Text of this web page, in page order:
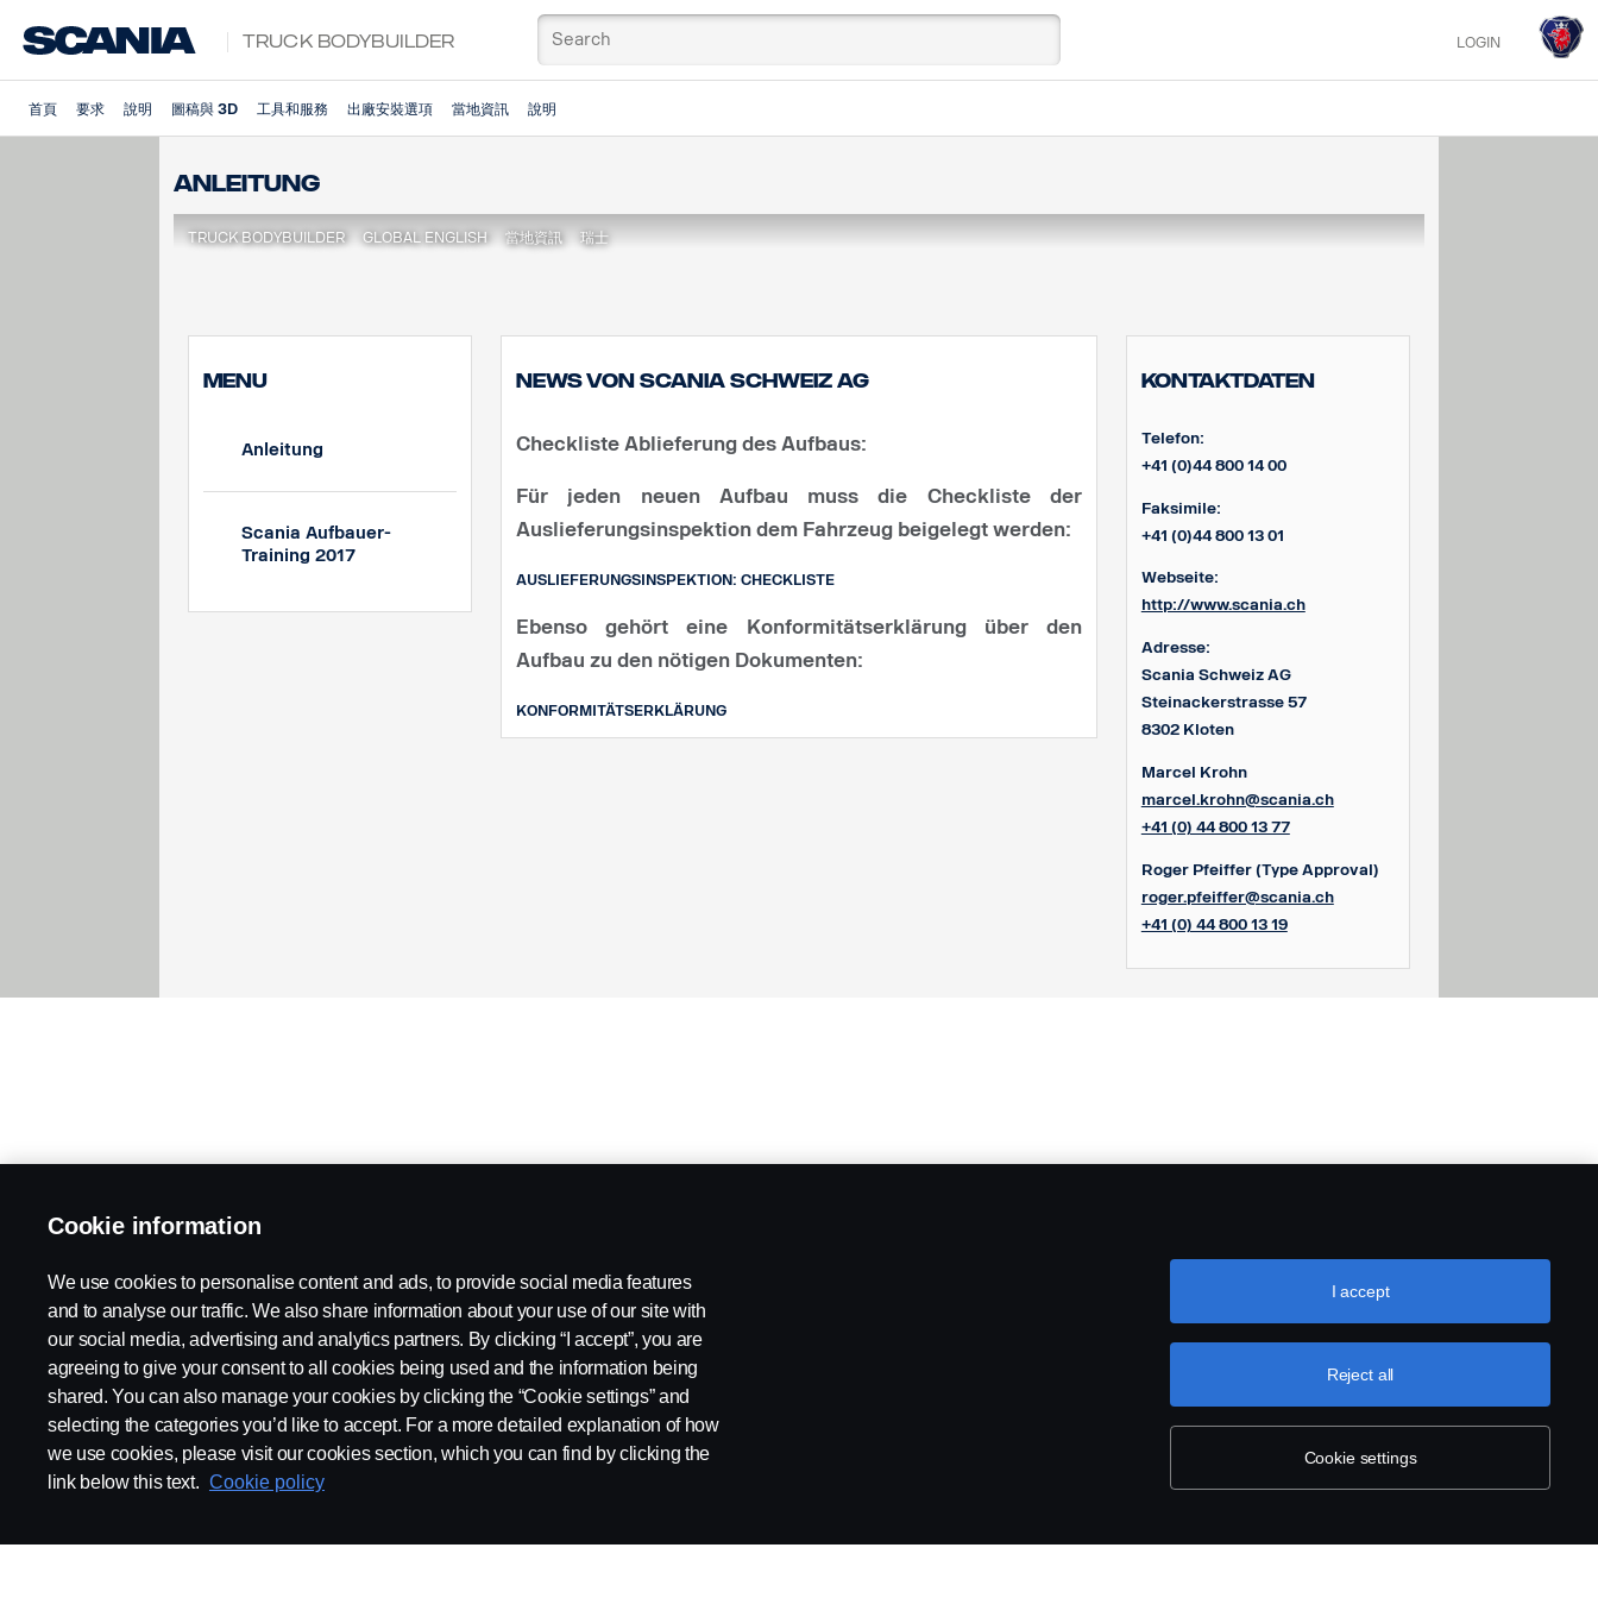
Truck Bodybuilder LOGIN
首頁 要求 說明 圖稿與 3D 工具和服務 出廠安裝選項 當地資訊 說明
Anleitung
TRUCK BODYBUILDER GLOBAL ENGLISH 當地資訊 瑞士
MENU
Anleitung
Scania Aufbauer-
Training 2017
News von Scania Schweiz AG
Checkliste Ablieferung des Aufbaus:
Für jeden neuen Aufbau muss die Checkliste der
Auslieferungsinspektion dem Fahrzeug beigelegt werden:
AUSLIEFERUNGSINSPEKTION: CHECKLISTE
Ebenso gehört eine Konformitätserklärung über den
Aufbau zu den nötigen Dokumenten:
KONFORMITÄTSERKLÄRUNG
Kontaktdaten
Telefon:
+41 (0)44 800 14 00
Faksimile:
+41 (0)44 800 13 01
Webseite:
http://www.scania.ch
Adresse:
Scania Schweiz AG
Steinackerstrasse 57
8302 Kloten
Marcel Krohn
marcel.krohn@scania.ch
+41 (0) 44 800 13 77
Roger Pfeiffer (Type Approval)
roger.pfeiffer@scania.ch
+41 (0) 44 800 13 19
Cookie information
We use cookies to personalise content and ads, to provide social media features
and to analyse our traffic. We also share information about your use of our site with
our social media, advertising and analytics partners. By clicking “I accept”, you are
agreeing to give your consent to all cookies being used and the information being
shared. You can also manage your cookies by clicking the “Cookie settings” and
selecting the categories you’d like to accept. For a more detailed explanation of how
we use cookies, please visit our cookies section, which you can find by clicking the
link below this text. Cookie policy
Cookie settings
Reject all
I accept